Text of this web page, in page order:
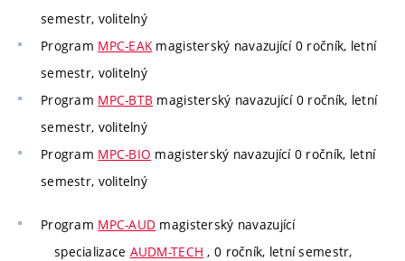
semestr, volitelný
Program MPC-EAKmagisterský navazující 0 ročník, letní
semestr, volitelný
Program MPC-BTB magisterský navazující 0 ročník, letní
semestr, volitelný
Program MPC-BIO magisterský navazující 0 ročník, letní
semestr, volitelný
Program MPC-AUD magisterský navazující
specializace AUDM-TECH , 0 ročník, letní semestr,